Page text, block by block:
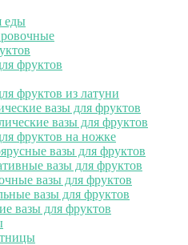
еды
фруктов
фруктов из латуни
вазы для фруктов
вазы для фруктов
фруктов на ножке
вазы для фруктов
вазы для фруктов
вазы для фруктов
вазы для фруктов
вазы для фруктов